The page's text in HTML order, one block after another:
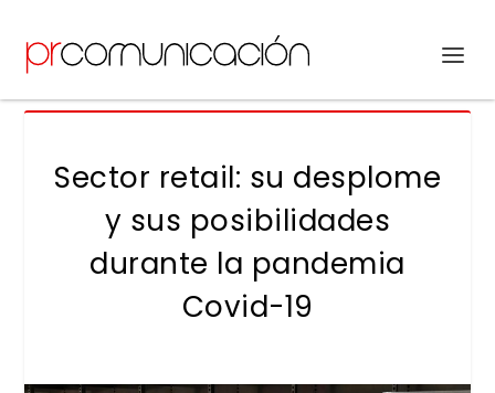
Sector retail: su desplome
y sus posibilidades
durante la pandemia
Covid-19